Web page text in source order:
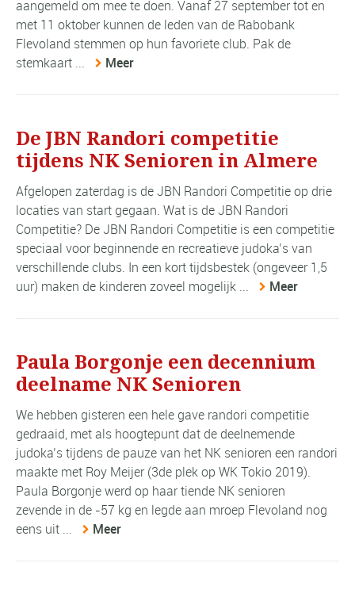
aangemeld om mee te doen. Vanaf 27 september tot en
met 11 oktober kunnen de leden van de Rabobank
Flevoland stemmen op hun favoriete club. Pak de
stemkaart ...
Meer
De JBN Randori competitie
tijdens NK Senioren in Almere
Afgelopen zaterdag is de JBN Randori Competitie op drie
locaties van start gegaan. Wat is de JBN Randori
Competitie? De JBN Randori Competitie is een competitie
speciaal voor beginnende en recreatieve judoka’s van
verschillende clubs. In een kort tijdsbestek (ongeveer 1,5
uur) maken de kinderen zoveel mogelijk ...
Meer
Paula Borgonje een decennium
deelname NK Senioren
We hebben gisteren een hele gave randori competitie
gedraaid, met als hoogtepunt dat de deelnemende
judoka’s tijdens de pauze van het NK senioren een randori
maakte met Roy Meijer (3de plek op WK Tokio 2019).
Paula Borgonje werd op haar tiende NK senioren
zevende in de -57 kg en legde aan mroep Flevoland nog
eens uit ...
Meer